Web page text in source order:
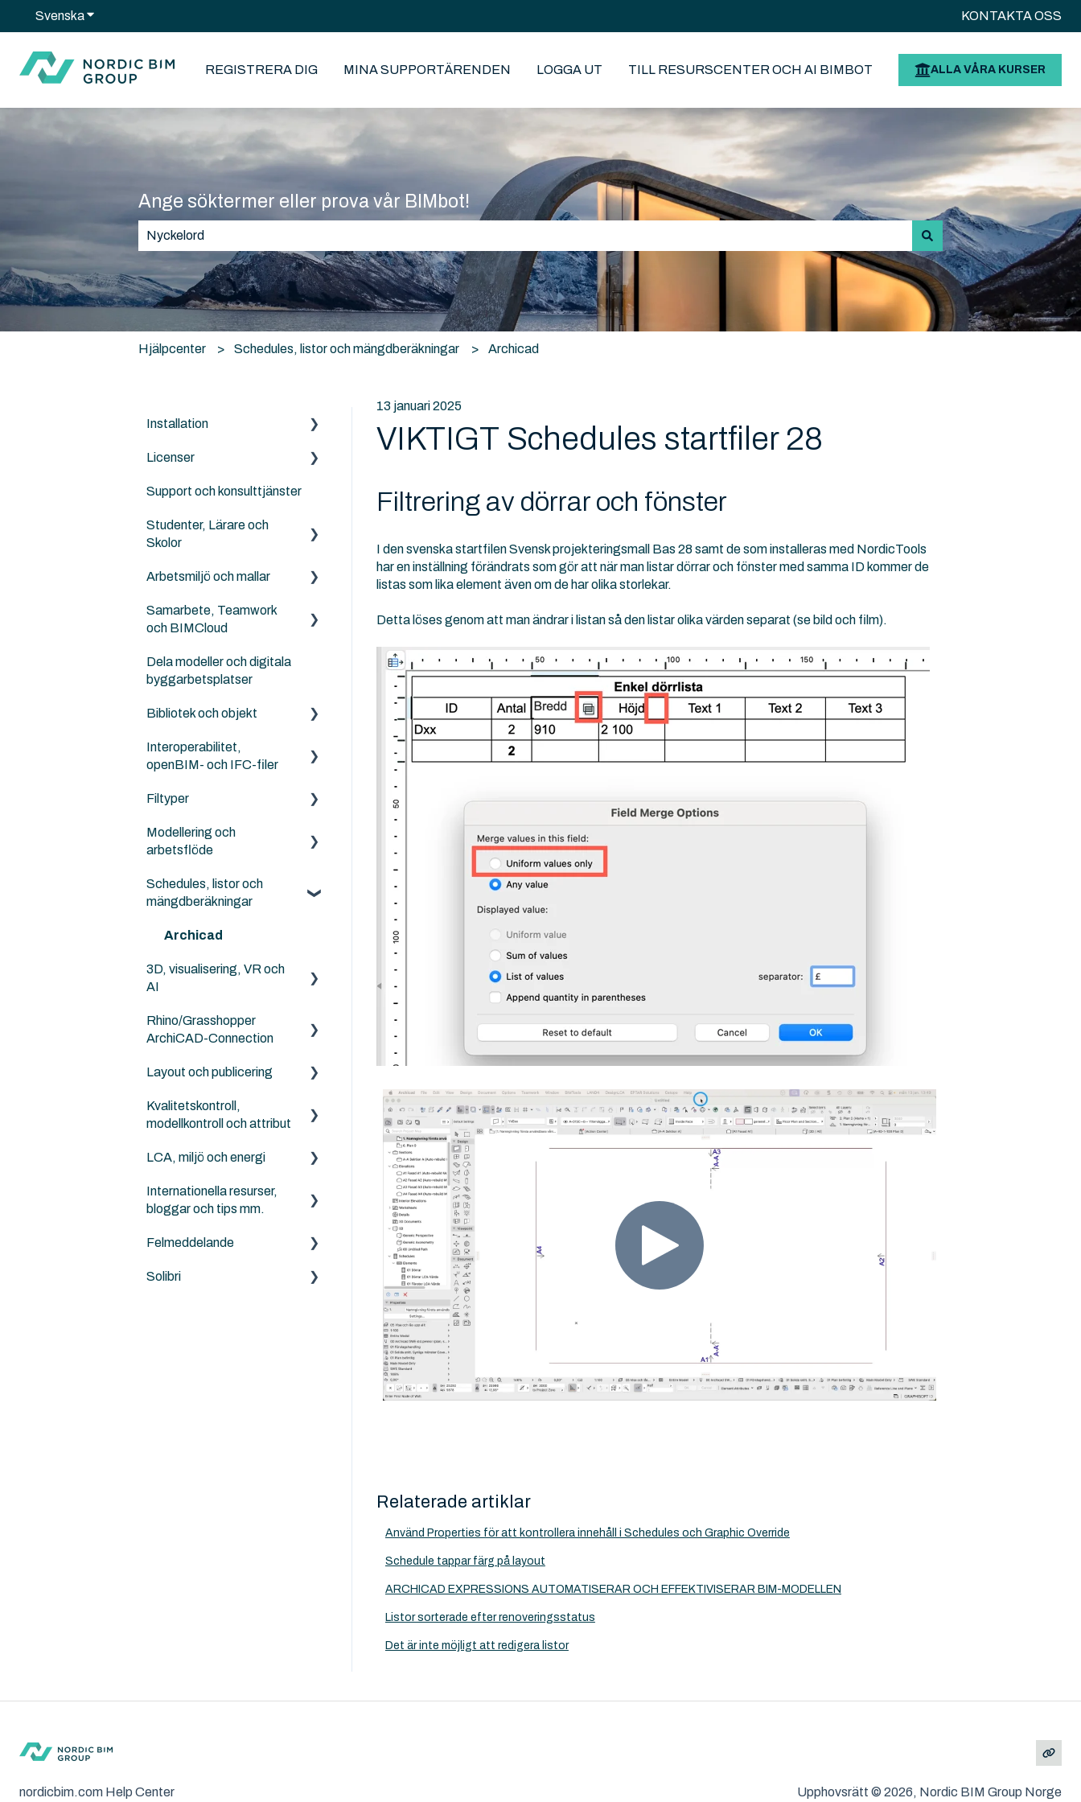
SvenskaVisa undermenyer för översättningar KONTAKTA OSS
REGISTRERA DIG MINA SUPPORTÄRENDEN LOGGA UT TILL RESURSCENTER OCH AI BIMBOT ALLA VÅRA KURSER
Ange söktermer eller prova vår BIMbot!
Det finns inga förslag eftersom sökfältet är tomt.
Hjälpcenter Schedules, listor och mängdberäkningar Archicad
13 januari 2025
VIKTIGT Schedules startfiler 28
Filtrering av dörrar och fönster
I den svenska startfilen Svensk projekteringsmall Bas 28 samt de som installeras med NordicTools
har en inställning förändrats som gör att när man listar dörrar och fönster med samma ID kommer de
listas som lika element även om de har olika storlekar.
Detta löses genom att man ändrar i listan så den listar olika värden separat (se bild och film).
Relaterade artiklar
Använd Properties för att kontrollera innehåll i Schedules och Graphic Override
Schedule tappar färg på layout
ARCHICAD EXPRESSIONS AUTOMATISERAR OCH EFFEKTIVISERAR BIM-MODELLEN
Listor sorterade efter renoveringsstatus
Det är inte möjligt att redigera listor
Installation
Archicad
BIMcloud
Nordic Tools
Goodies for Archicad
Design LCA
Licenser
Archicad
Archicad Cloud licenser
Solibri
Support och konsulttjänster
Studenter, Lärare och
Skolor
Archicad BIM för elever,
Landskapsarkitekter,
Ingenjörer och
Arbetsmiljö och mallar
NordicTools template
Attribut
Work Enviroment
Migration mellan versioner
Samarbete, Teamwork
och BIMCloud
Generellt sett
Other Collaboration
Dela modeller och digitala
byggarbetsplatser
Bibliotek och objekt
Externa objekt
Interoperabilitet,
openBIM- och IFC-filer
IFC generellt
Archicad
Filtyper
PDF
Punktmoln
RFA
Archicad File Types (.pln,
Modellering och
arbetsflöde
Archicad
Schedules, listor och
mängdberäkningar
Archicad
3D, visualisering, VR och
AI
Archicad
Rhino/Grasshopper
ArchiCAD-Connection
Rhino - Grasshopper
Layout och publicering
Archicad
Kvalitetskontroll,
modellkontroll och attribut
Solibri
Archicad
LCA, miljö och energi
Anavitor LCA
Internationella resurser,
bloggar och tips mm.
Graphisoft
Felmeddelande
Archicad
Solibri
nordicbim.com Help Center Upphovsrätt © 2026, Nordic BIM Group Norge